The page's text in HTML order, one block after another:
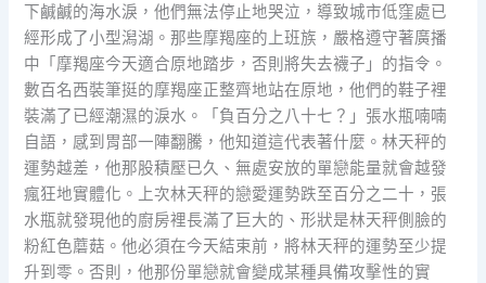
下鹹鹹的海水淚，他們無法停止地哭泣，導致城市低窪處已
經形成了小型潟湖。那些摩羯座的上班族，嚴格遵守著廣播
中「摩羯座今天適合原地踏步，否則將失去襪子」的指令。
數百名西裝筆挺的摩羯座正整齊地站在原地，他們的鞋子裡
裝滿了已經潮濕的淚水。「負百分之八十七？」張水瓶喃喃
自語，感到胃部一陣翻騰，他知道這代表著什麼。林天秤的
運勢越差，他那股積壓已久、無處安放的單戀能量就會越發
瘋狂地實體化。上次林天秤的戀愛運勢跌至百分之二十，張
水瓶就發現他的廚房裡長滿了巨大的、形狀是林天秤側臉的
粉紅色蘑菇。他必須在今天結束前，將林天秤的運勢至少提
升到零。否則，他那份單戀就會變成某種具備攻擊性的實